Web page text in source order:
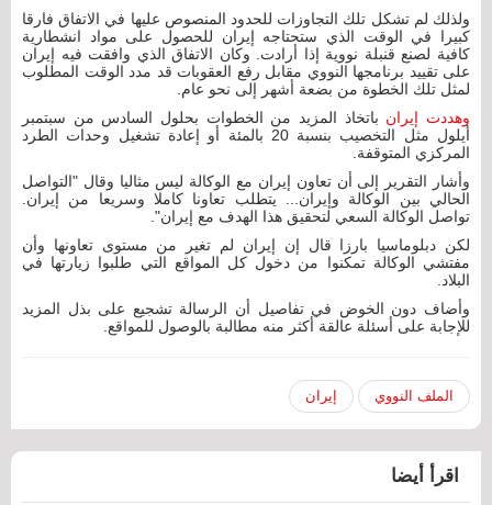
ولذلك لم تشكل تلك التجاوزات للحدود المنصوص عليها في الاتفاق فارقا
كبيرا في الوقت الذي ستحتاجه إيران للحصول على مواد انشطارية
كافية لصنع قنبلة نووية إذا أرادت. وكان الاتفاق الذي وافقت فيه إيران
على تقييد برنامجها النووي مقابل رفع العقوبات قد مدد الوقت المطلوب
لمثل تلك الخطوة من بضعة أشهر إلى نحو عام.
وهددت إيران باتخاذ المزيد من الخطوات بحلول السادس من سبتمبر
أيلول مثل التخصيب بنسبة 20 بالمئة أو إعادة تشغيل وحدات الطرد
المركزي المتوقفة.
وأشار التقرير إلى أن تعاون إيران مع الوكالة ليس مثاليا وقال "التواصل
الحالي بين الوكالة وإيران... يتطلب تعاونا كاملا وسريعا من إيران.
تواصل الوكالة السعي لتحقيق هذا الهدف مع إيران".
لكن دبلوماسيا بارزا قال إن إيران لم تغير من مستوى تعاونها وأن
مفتشي الوكالة تمكنوا من دخول كل المواقع التي طلبوا زيارتها في
البلاد.
وأضاف دون الخوض في تفاصيل أن الرسالة تشجيع على بذل المزيد
للإجابة على أسئلة عالقة أكثر منه مطالبة بالوصول للمواقع.
الملف النووي إيران
اقرأ أيضا